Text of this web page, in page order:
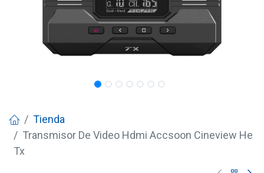
Tienda
Transmisor De Video Hdmi Accsoon Cineview He
Tx